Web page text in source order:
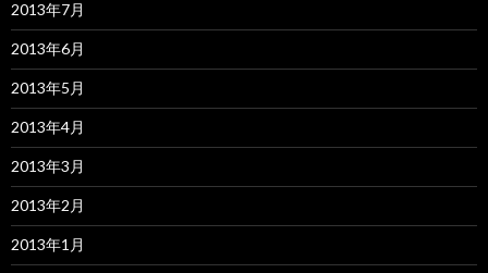
2013年7月
2013年6月
2013年5月
2013年4月
2013年3月
2013年2月
2013年1月